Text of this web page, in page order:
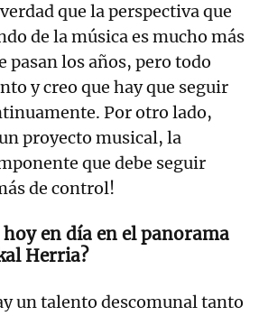
que la perspectiva que
de la música es mucho más
pasan los años, pero todo
y creo que hay que seguir
Por otro lado,
proyecto musical, la
que debe seguir
de control!
en día en el panorama
Herria?
un talento descomunal tanto